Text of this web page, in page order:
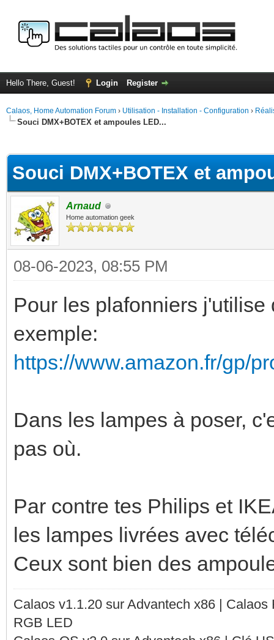
Hello There, Guest! Login Register
Calaos, Home Automation Forum › Utilisation - Installation - Configuration ›
Souci DMX+BOTEX et ampoules LED...
Souci DMX+BOTEX et
Arnaud
Home automation geek
08-06-2023, 08:55 PM
Pour les plafonniers
exemple:
https://www.amazon.fr/gp/
Dans les lampes à poser,
pas où.
Par contre tes Philips et
les lampes livrées avec
Ceux sont bien des
Calaos v1.1.20 sur Advantech x86 |
RGB LED